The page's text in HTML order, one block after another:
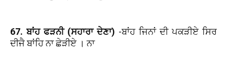
67. ਬਾਂਹ ਫੜਨੀ (ਸਹਾਰਾ ਦੇਣਾ) -ਬਾਂਹ ਜਿਨਾਂ ਦੀ ਪਕੜੀਏ ਸਿਰ
ਦੀਜੈ ਬਾਂਹਿ ਨਾ ਛੇੜੀਏ । ਨਾ